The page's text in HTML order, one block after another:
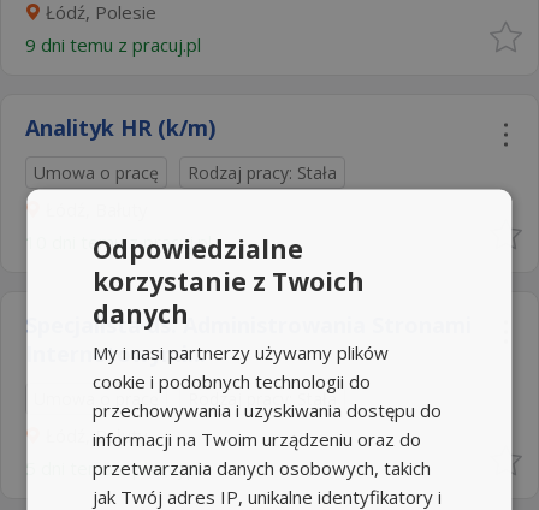
Łódź, Polesie
9 dni temu z pracuj.pl
Analityk HR (k/m)
Umowa o pracę Rodzaj pracy: Stała
10 dni temu zpracuj.pl
Specjalista ds. Administrowania Stronami
Internetowymi...
Umowa o pracę Rodzaj pracy: Stała
Łódź, Bałuty
5 dni temu zpracuj.pl
Odpowiedzialne
korzystanie z Twoich
danych
My i nasi partnerzy używamy plików
cookie i podobnych technologii do
przechowywania i uzyskiwania dostępu do
informacji na Twoim urządzeniu oraz do
przetwarzania danych osobowych, takich
jak Twój adres IP, unikalne identyfikatory i